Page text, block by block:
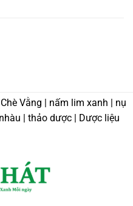
Vằng | nấm lim xanh | nụ
| thảo dược | Dược liệu